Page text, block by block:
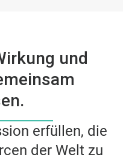
und
erfüllen, die
der Welt zu